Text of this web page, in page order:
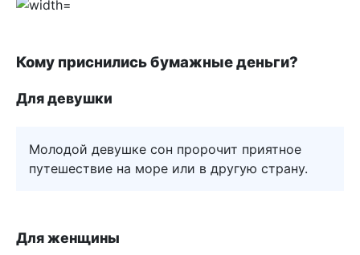
Кому приснились бумажные деньги?
Для девушки
Молодой девушке сон пророчит приятное
путешествие на море или в другую страну.
Для женщины